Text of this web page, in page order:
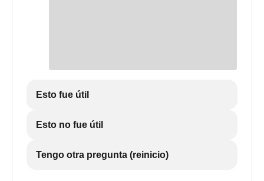
Esto fue útil
Esto no fue útil
Tengo otra pregunta (reinicio)